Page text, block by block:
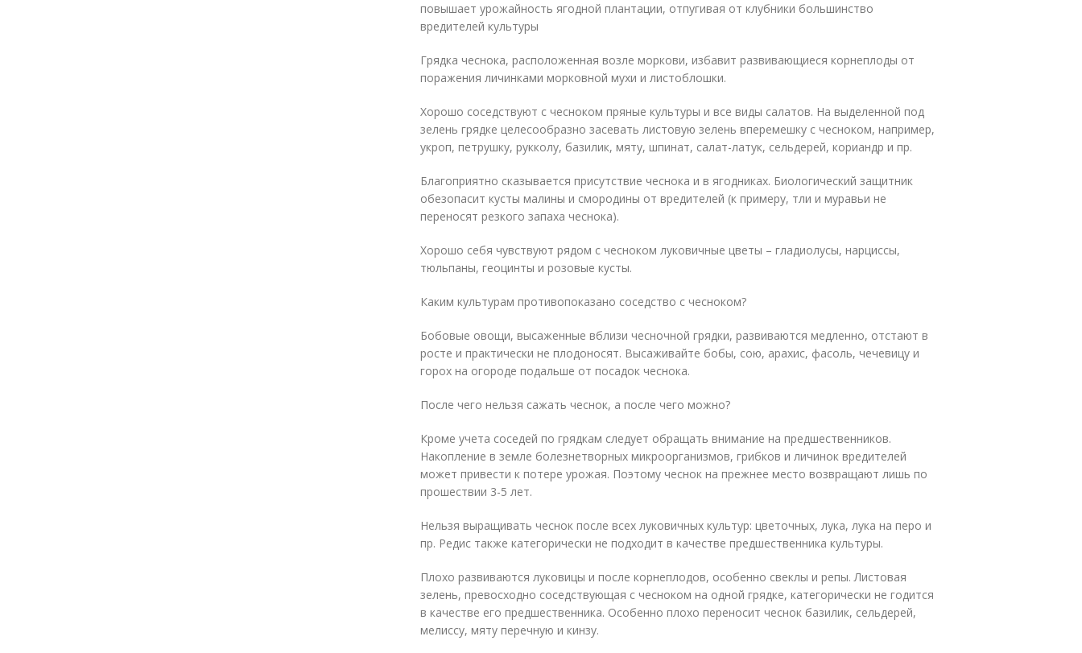
повышает урожайность ягодной плантации, отпугивая от клубники большинство
вредителей культуры
Грядка чеснока, расположенная возле моркови, избавит развивающиеся корнеплоды от
поражения личинками морковной мухи и листоблошки.
Хорошо соседствуют с чесноком пряные культуры и все виды салатов. На выделенной под
зелень грядке целесообразно засевать листовую зелень вперемешку с чесноком, например,
укроп, петрушку, рукколу, базилик, мяту, шпинат, салат-латук, сельдерей, кориандр и пр.
Благоприятно сказывается присутствие чеснока и в ягодниках. Биологический защитник
обезопасит кусты малины и смородины от вредителей (к примеру, тли и муравьи не
переносят резкого запаха чеснока).
Хорошо себя чувствуют рядом с чесноком луковичные цветы – гладиолусы, нарциссы,
тюльпаны, геоцинты и розовые кусты.
Каким культурам противопоказано соседство с чесноком?
Бобовые овощи, высаженные вблизи чесночной грядки, развиваются медленно, отстают в
росте и практически не плодоносят. Высаживайте бобы, сою, арахис, фасоль, чечевицу и
горох на огороде подальше от посадок чеснока.
После чего нельзя сажать чеснок, а после чего можно?
Кроме учета соседей по грядкам следует обращать внимание на предшественников.
Накопление в земле болезнетворных микроорганизмов, грибков и личинок вредителей
может привести к потере урожая. Поэтому чеснок на прежнее место возвращают лишь по
прошествии 3-5 лет.
Нельзя выращивать чеснок после всех луковичных культур: цветочных, лука, лука на перо и
пр. Редис также категорически не подходит в качестве предшественника культуры.
Плохо развиваются луковицы и после корнеплодов, особенно свеклы и репы. Листовая
зелень, превосходно соседствующая с чесноком на одной грядке, категорически не годится
в качестве его предшественника. Особенно плохо переносит чеснок базилик, сельдерей,
мелиссу, мяту перечную и кинзу.